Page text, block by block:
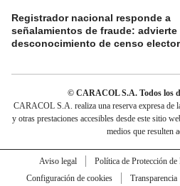
Registrador nacional responde a
señalamientos de fraude: advierte
desconocimiento de censo
© CARACOL S.A. Todos los
CARACOL S.A. realiza una reserva expresa de
y otras prestaciones accesibles desde este sitio
medios que resulten
Aviso legal Política de Protección de
Configuración de cookies
Transparencia